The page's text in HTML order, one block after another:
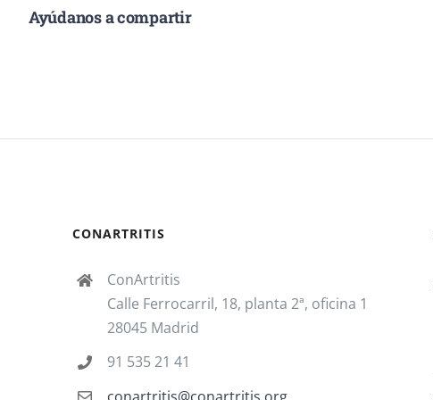
Ayúdanos a compartir
CONARTRITIS
ConArtritis
Calle Ferrocarril, 18, planta 2ª, oficina 1
28045 Madrid
91 535 21 41